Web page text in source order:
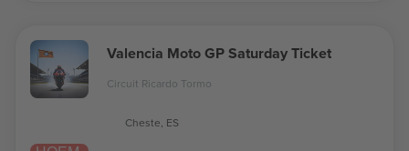
Valencia Moto GP Saturday Ticket
Circuit Ricardo Tormo
Cheste, ES